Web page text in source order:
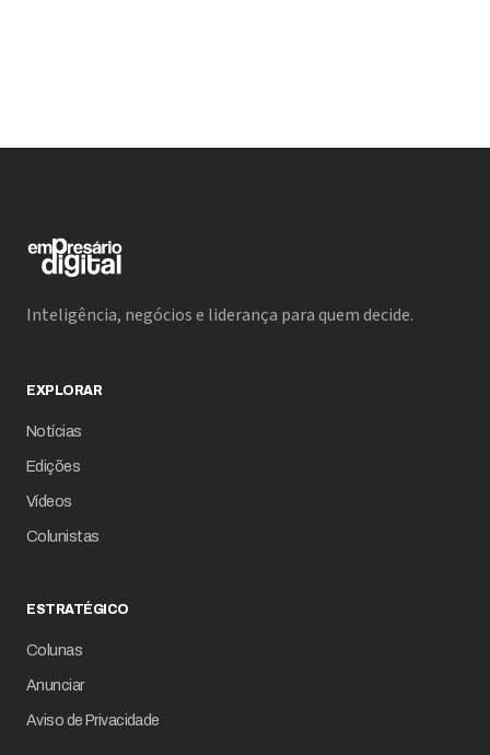
Inteligência, negócios e liderança para quem decide.
EXPLORAR
Notícias
Edições
Vídeos
Colunistas
ESTRATÉGICO
Colunas
Anunciar
Aviso de Privacidade